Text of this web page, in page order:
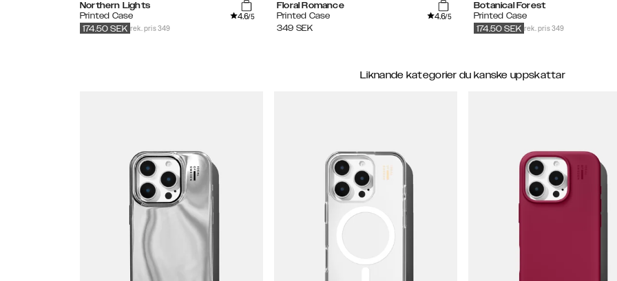
Northern Lights
Printed Case
4.6/5
rek. pris 349
174.50 SEK
Floral Romance
Printed Case
4.6/5
349 SEK
Botanical Forest
Printed Case
rek. pris 349
174.50 SEK
Liknande kategorier du kanske uppskattar